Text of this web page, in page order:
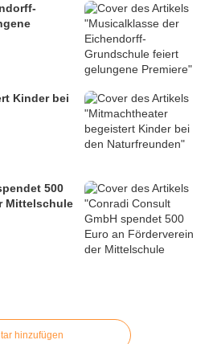
Kinder bei
500
Mittelschule
hinzufügen